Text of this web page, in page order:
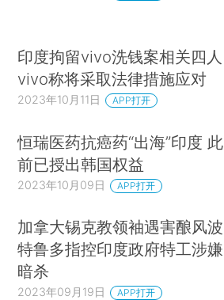
印度拘留vivo洗钱案相关四人
vivo称将采取法律措施应对
2023年10月11日 APP打开
恒瑞医药抗癌药“出海”印度 此
前已授出韩国权益
2023年10月09日 APP打开
加拿大锡克教领袖遇害酿风波
特鲁多指控印度政府特工涉嫌
暗杀
2023年09月19日 APP打开